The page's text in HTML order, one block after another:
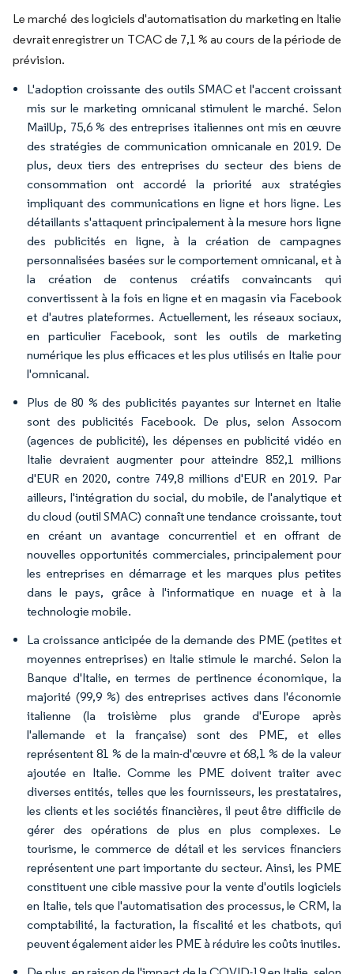
Le marché des logiciels d'automatisation du marketing en Italie
devrait enregistrer un TCAC de 7,1 % au cours de la période de
prévision.
L'adoption croissante des outils SMAC et l'accent croissant
mis sur le marketing omnicanal stimulent le marché. Selon
MailUp, 75,6 % des entreprises italiennes ont mis en œuvre
des stratégies de communication omnicanale en 2019. De
plus, deux tiers des entreprises du secteur des biens de
consommation ont accordé la priorité aux stratégies
impliquant des communications en ligne et hors ligne. Les
détaillants s'attaquent principalement à la mesure hors ligne
des publicités en ligne, à la création de campagnes
personnalisées basées sur le comportement omnicanal, et à
la création de contenus créatifs convaincants qui
convertissent à la fois en ligne et en magasin via Facebook
et d'autres plateformes. Actuellement, les réseaux sociaux,
en particulier Facebook, sont les outils de marketing
numérique les plus efficaces et les plus utilisés en Italie pour
l'omnicanal.
Plus de 80 % des publicités payantes sur Internet en Italie
sont des publicités Facebook. De plus, selon Assocom
(agences de publicité), les dépenses en publicité vidéo en
Italie devraient augmenter pour atteindre 852,1 millions
d'EUR en 2020, contre 749,8 millions d'EUR en 2019. Par
ailleurs, l'intégration du social, du mobile, de l'analytique et
du cloud (outil SMAC) connaît une tendance croissante, tout
en créant un avantage concurrentiel et en offrant de
nouvelles opportunités commerciales, principalement pour
les entreprises en démarrage et les marques plus petites
dans le pays, grâce à l'informatique en nuage et à la
technologie mobile.
La croissance anticipée de la demande des PME (petites et
moyennes entreprises) en Italie stimule le marché. Selon la
Banque d'Italie, en termes de pertinence économique, la
majorité (99,9 %) des entreprises actives dans l'économie
italienne (la troisième plus grande d'Europe après
l'allemande et la française) sont des PME, et elles
représentent 81 % de la main-d'œuvre et 68,1 % de la valeur
ajoutée en Italie. Comme les PME doivent traiter avec
diverses entités, telles que les fournisseurs, les prestataires,
les clients et les sociétés financières, il peut être difficile de
gérer des opérations de plus en plus complexes. Le
tourisme, le commerce de détail et les services financiers
représentent une part importante du secteur. Ainsi, les PME
constituent une cible massive pour la vente d'outils logiciels
en Italie, tels que l'automatisation des processus, le CRM, la
comptabilité, la facturation, la fiscalité et les chatbots, qui
peuvent également aider les PME à réduire les coûts inutiles.